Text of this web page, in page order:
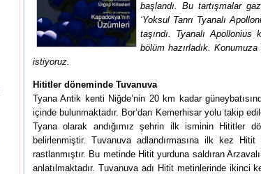
başlandı. Bu tartışmalar
‘Yoksul Tanrı Tyanalı
taşındı. Tyanalı Apollonius
bölüm hazırladık.
istiyoruz.
Hititler döneminde Tuvanuva
Tyana Antik kenti Niğde’nin 20 km kadar
içinde bulunmaktadır. Bor’dan Kemerhisar yolu takip
Tyana olarak andığımız şehrin ilk isminin Hititler
belirlenmiştir. Tuvanuva adlandırmasına ilk kez
rastlanmıştır. Bu metinde Hitit yurduna saldıran
anlatılmaktadır. Tuvanuva adı Hitit metinlerinde ikinci